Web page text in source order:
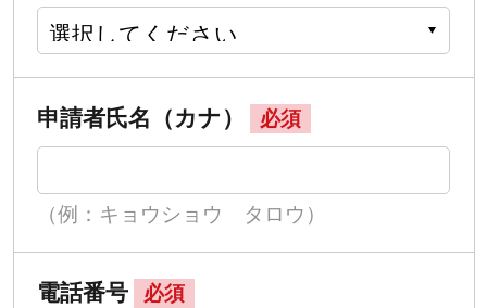
申請者氏名（カナ） 必須
（例：キョウショウ タロウ）
電話番号 必須